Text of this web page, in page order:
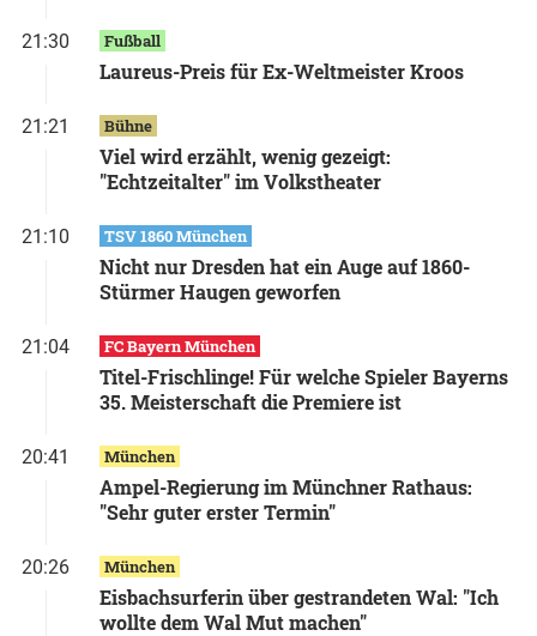
21:30 Fußball
Laureus-Preis für Ex-Weltmeister Kroos
21:21 Bühne
Viel wird erzählt, wenig gezeigt:
"Echtzeitalter" im Volkstheater
21:10 TSV 1860 München
Nicht nur Dresden hat ein Auge auf 1860-
Stürmer Haugen geworfen
21:04 FC Bayern München
Titel-Frischlinge! Für welche Spieler Bayerns
35. Meisterschaft die Premiere ist
20:41 München
Ampel-Regierung im Münchner Rathaus:
"Sehr guter erster Termin"
20:26 München
Eisbachsurferin über gestrandeten Wal: "Ich
wollte dem Wal Mut machen"